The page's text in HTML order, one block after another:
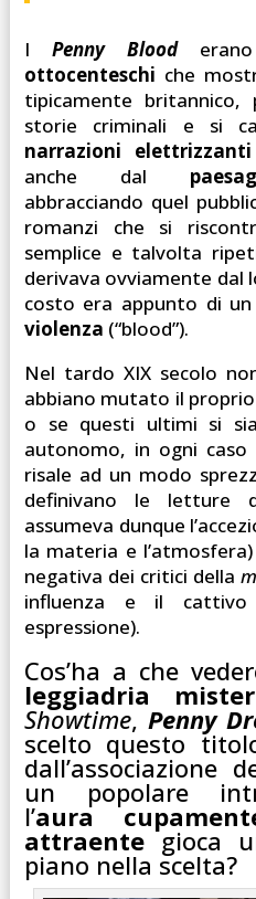
I Penny Blood
ottocenteschi che
tipicamente britannico,
storie criminali e si
narrazioni
anche dal
abbracciando quel
romanzi che si
semplice e talvolta
derivava ovviamente dal
costo era appunto di un
violenza (“blood”).
Nel tardo XIX secolo
abbiano mutato il
o se questi ultimi si
autonomo, in ogni
risale ad un modo
definivano le letture
assumeva dunque
la materia e
negativa dei critici della
influenza e il
espressione).
Cos’ha a che
leggiadria
Showtime, Penny
scelto questo
dall’associazione
un popolare
l’aura
attraentegioca
piano nella scelta?